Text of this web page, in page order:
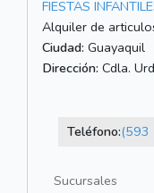
FIESTAS
Alquiler de
Ciudad: Guayaquil
Dirección: Cdla.
Teléfono:(593
Sucursales